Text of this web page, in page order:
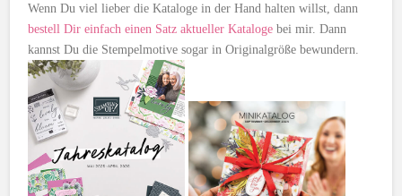
Wenn Du viel lieber die Kataloge in der Hand halten willst, dann
bestell Dir einfach einen Satz aktueller Kataloge bei mir. Dann
kannst Du die Stempelmotive sogar in Originalgröße bewundern.